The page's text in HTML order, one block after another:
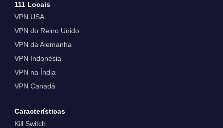
111 Locais
VPN USA
VPN do Reino Unido
VPN da Alemanha
VPN Indonésia
VPN na Índia
VPN Canadá
Características
Kill Switch